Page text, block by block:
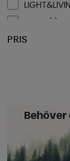
Mellow
Royal
Rättstart
Semona(
PRIS